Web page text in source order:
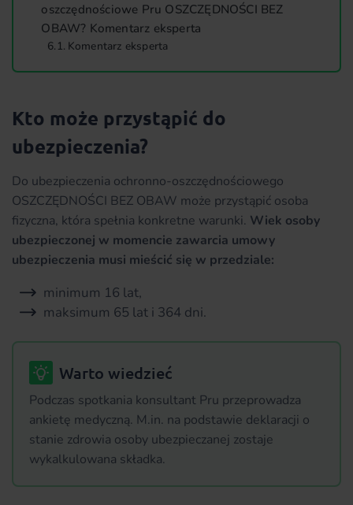
oszczędnościowe Pru OSZCZĘDNOŚCI BEZ
OBAW? Komentarz eksperta
Komentarz eksperta
Kto może przystąpić do
ubezpieczenia?
Do ubezpieczenia ochronno-oszczędnościowego
OSZCZĘDNOŚCI BEZ OBAW może przystąpić osoba
fizyczna, która spełnia konkretne warunki. Wiek osoby
ubezpieczonej w momencie zawarcia umowy
ubezpieczenia musi mieścić się w przedziale:
minimum 16 lat,
maksimum 65 lat i 364 dni.
Warto wiedzieć
Podczas spotkania konsultant Pru przeprowadza
ankietę medyczną. M.in. na podstawie deklaracji o
stanie zdrowia osoby ubezpieczanej zostaje
wykalkulowana składka.